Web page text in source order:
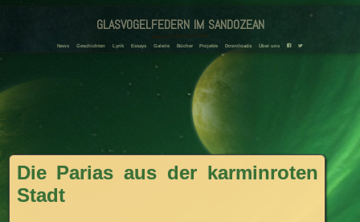
glasvogelfedern im sandozean
Amanda und Adriana Landmann
News Geschichten Lyrik Essays Galerie Bücher Projekte Downloads Über uns F T
Die Parias aus der karminroten
Stadt